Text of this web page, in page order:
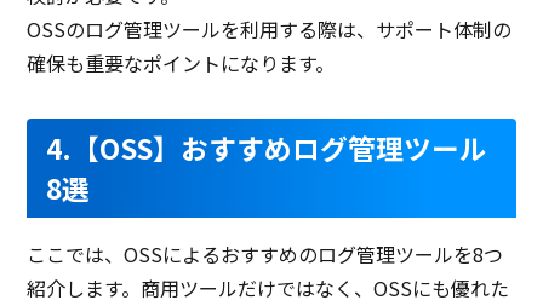
OSSのログ管理ツールを利用する際は、サポート体制の
確保も重要なポイントになります。
4.【OSS】おすすめログ管理ツール
8選
ここでは、OSSによるおすすめのログ管理ツールを8つ
紹介します。商用ツールだけではなく、OSSにも優れた